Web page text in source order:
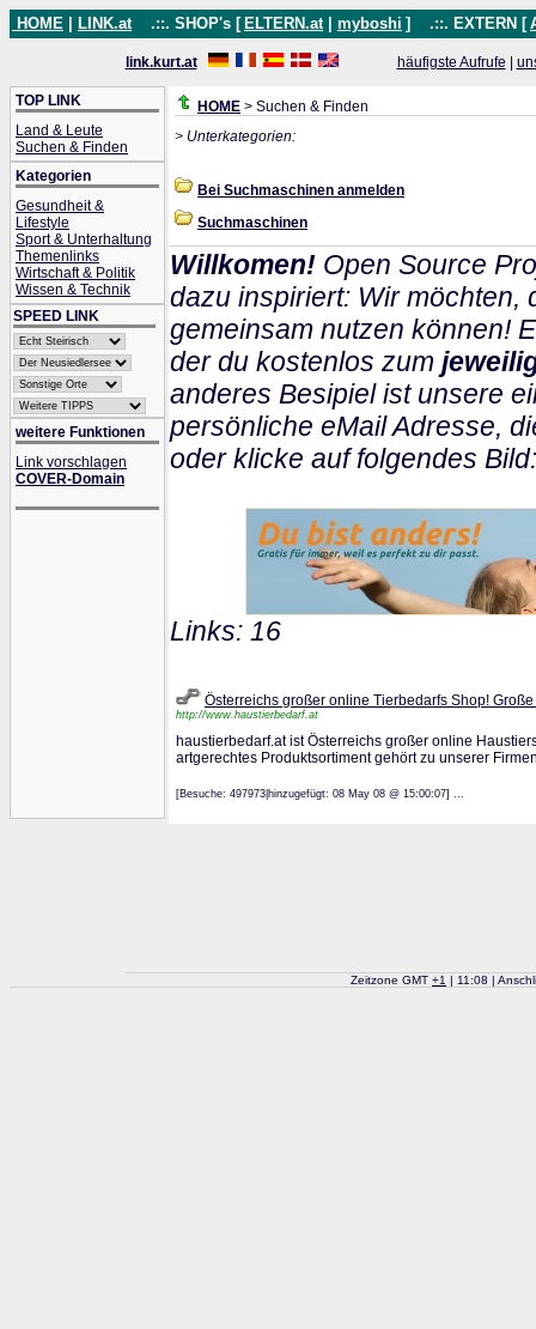
HOME LINK.at .::. SHOP's [ ELTERN.at myboshi ] .::. EXTERN [
link.kurt.at häufigste Aufrufe
TOP LINK
Land & Leute
Suchen & Finden
Kategorien
Gesundheit &
Lifestyle
Sport & Unterhaltung
Themenlinks
Wirtschaft & Politik
Wissen & Technik
SPEED LINK
weitere Funktionen
Link vorschlagen
COVER-Domain
HOME > Suchen & Finden
> Unterkategorien:
Bei Suchmaschinen anmelden
Suchmaschinen
Willkomen! Open Source
dazu inspiriert: Wir möchten,
gemeinsam nutzen können!
der du kostenlos zum
anderes Besipiel ist unsere
persönliche eMail Adresse,
oder klicke auf folgendes Bild:
Links: 16
Österreichs großer online Tierbedarfs Shop!
http://www.haustierbedarf.at
haustierbedarf.at ist Österreichs großer online
artgerechtes Produktsortiment gehört zu unserer
[Besuche: 497973|hinzugefügt: 08 May 08 @ 15:00:07] ...
Zeitzone GMT +1 | 11:08 |